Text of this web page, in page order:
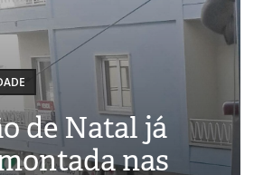
de Natal já
nas